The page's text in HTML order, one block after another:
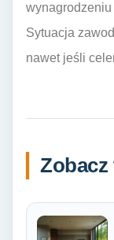
Sytuacja
nawet jeśli
Zobacz